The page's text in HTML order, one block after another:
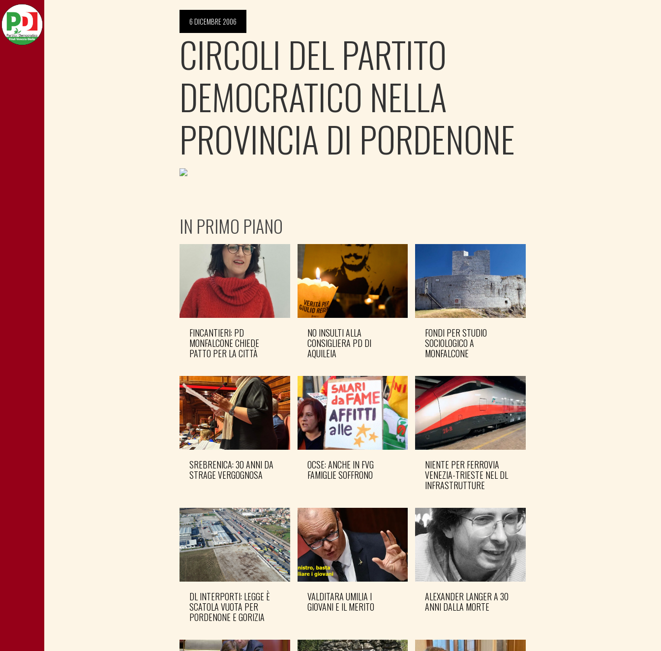
6 DICEMBRE 2006
CIRCOLI DEL PARTITO
DEMOCRATICO NELLA
PROVINCIA DI PORDENONE
IN PRIMO PIANO
FINCANTIERI: PD
MONFALCONE CHIEDE
PATTO PER LA CITTÀ
NO INSULTI ALLA
CONSIGLIERA PD DI
AQUILEIA
FONDI PER STUDIO
SOCIOLOGICO A
MONFALCONE
SREBRENICA: 30 ANNI DA
STRAGE VERGOGNOSA
OCSE: ANCHE IN FVG
FAMIGLIE SOFFRONO
NIENTE PER FERROVIA
VENEZIA-TRIESTE NEL DL
INFRASTRUTTURE
DL INTERPORTI: LEGGE È
SCATOLA VUOTA PER
PORDENONE E GORIZIA
VALDITARA UMILIA I
GIOVANI E IL MERITO
ALEXANDER LANGER A 30
ANNI DALLA MORTE